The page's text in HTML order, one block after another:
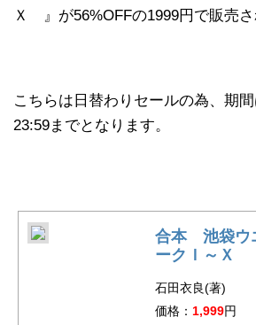
Ｘ 』が56%OFFの1999円で販売さ
こちらは日替わりセールの為、期間
23:59までとなります。
合本 池袋ウ
ークＩ～Ｘ
石田衣良(著)
価格： 1,999円